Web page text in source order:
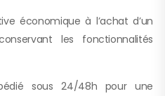
économique à l’achat d’un
les fonctionnalités
sous 24/48h pour une